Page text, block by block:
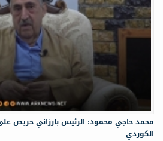
محمد حاجي محمود: الرئيس بارزاني حريص
الكوردي